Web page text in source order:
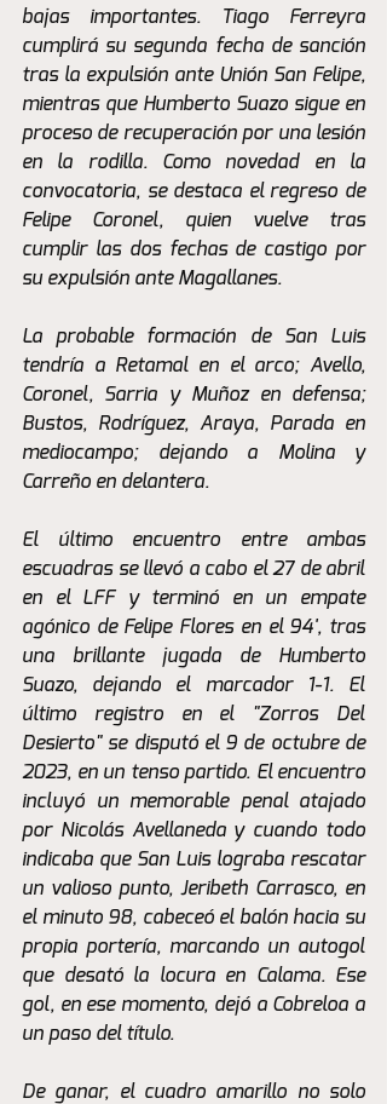
bajas importantes. Tiago Ferreyra
cumplirá su segunda fecha de sanción
tras la expulsión ante Unión San Felipe,
mientras que Humberto Suazo sigue en
proceso de recuperación por una lesión
en la rodilla. Como novedad en la
convocatoria, se destaca el regreso de
Felipe Coronel, quien vuelve tras
cumplir las dos fechas de castigo por
su expulsión ante Magallanes.
La probable formación de San Luis
tendría a Retamal en el arco; Avello,
Coronel, Sarria y Muñoz en defensa;
Bustos, Rodríguez, Araya, Parada en
mediocampo; dejando a Molina y
Carreño en delantera.
El último encuentro entre ambas
escuadras se llevó a cabo el 27 de abril
en el LFF y terminó en un empate
agónico de Felipe Flores en el 94', tras
una brillante jugada de Humberto
Suazo, dejando el marcador 1-1. El
último registro en el "Zorros Del
Desierto" se disputó el 9 de octubre de
2023, en un tenso partido. El encuentro
incluyó un memorable penal atajado
por Nicolás Avellaneda y cuando todo
indicaba que San Luis lograba rescatar
un valioso punto, Jeribeth Carrasco, en
el minuto 98, cabeceó el balón hacia su
propia portería, marcando un autogol
que desató la locura en Calama. Ese
gol, en ese momento, dejó a Cobreloa a
un paso del título.
De ganar, el cuadro amarillo no solo